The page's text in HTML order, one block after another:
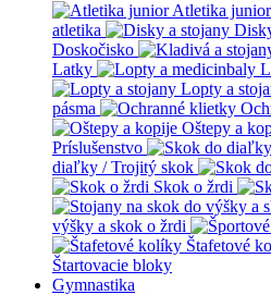
Atletika junior
atletika
Doskočisko
Latky
Lopty a
pásma
Oštepy a
Príslušenstvo
diaľky / Trojitý skok
Skok o žrdi
výšky a skok o žrdi
Štafetové
Štartovacie bloky
Gymnastika